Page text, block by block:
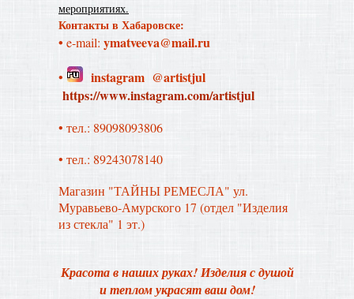
мероприятиях.
Контакты в Хабаровске:
• e-mail: ymatveeva@mail.ru
•
instagram @artistjul
https://www.instagram.com/artistjul
• тел.: 89098093806
• тел.: 89243078140
Магазин "ТАЙНЫ РЕМЕСЛА" ул.
Муравьево-Амурского 17 (отдел "Изделия
из стекла" 1 эт.)
Красота в наших руках! Изделия с душой
и теплом украсят ваш дом!